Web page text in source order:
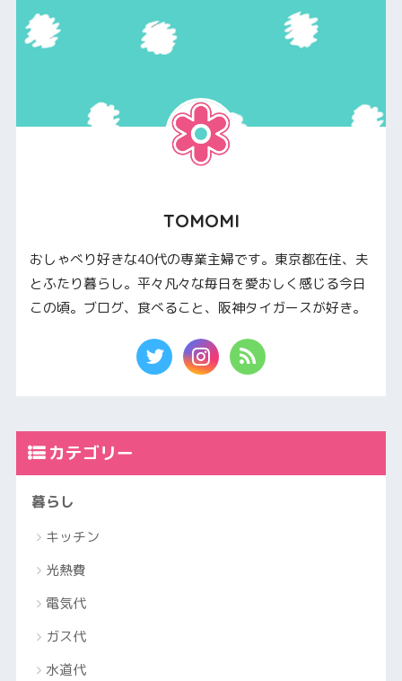
TOMOMI
おしゃべり好きな40代の専業主婦です。東京都在住、夫
とふたり暮らし。平々凡々な毎日を愛おしく感じる今日
この頃。ブログ、食べること、阪神タイガースが好き。
カテゴリー
暮らし
キッチン
光熱費
電気代
ガス代
水道代